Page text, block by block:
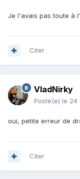
Je l'avais pas toute à
Citer
VladNirky
Posté(e) le 24
oui, petite erreur de
Citer